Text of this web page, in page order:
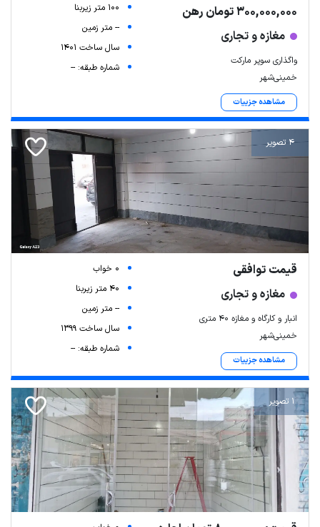
300,000,000 تومان رهن
مغازه و تجاری
واگذاری سوپر مارکت
خمینی‌شهر
مشاهده جزییات
100 متر زیربنا
-- متر زمین
سال ساخت 1401
شماره طبقه: --
4 تصویر
قیمت توافقی
مغازه و تجاری
انبار و کارگاه و مغازه ۴۰ متری
خمینی‌شهر
مشاهده جزییات
0 خواب
40 متر زیربنا
-- متر زمین
سال ساخت 1399
شماره طبقه: --
1 تصویر